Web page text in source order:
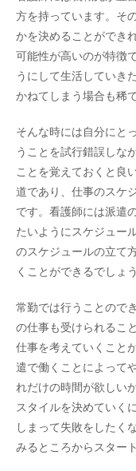
方を持っています。そ
かを決めることができ
可能性が高いのが特徴
うにして生活していき
かねてしまう場合も稀
そんな時には自分にと
うことを試行錯誤しな
ことを覚えておくと良
道であり、仕事のスケ
です。看護師には派遣
たいようにスケジュー
のスケジュールの立て
くことができるでしょう
常勤では行うことので
の仕事も受けられるこ
仕事を考えていくこと
遣で働くことによって
れだけの時間が欲しい
スタイルを決めていく
しまって失敗をしたく
みるところからスター